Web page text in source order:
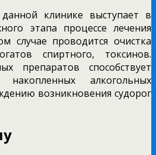
клинике выступает в
этапа процессе лечения
случае проводится очистка
спиртного, токсинов.
препаратов способствует
алкогольных
возникновения судорог